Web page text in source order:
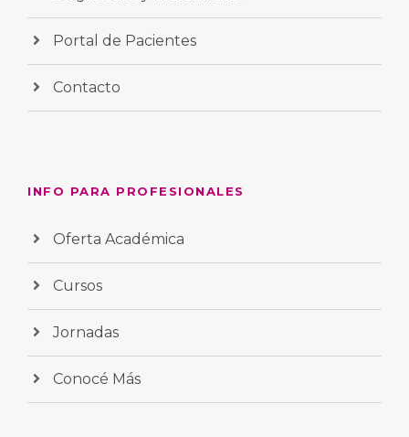
Portal de Pacientes
Contacto
INFO PARA PROFESIONALES
Oferta Académica
Cursos
Jornadas
Conocé Más